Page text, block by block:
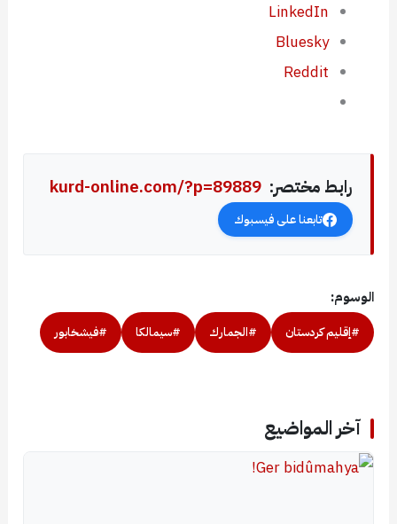
LinkedIn
Bluesky
Reddit
رابط مختصر: kurd-online.com/?p=89889
تابعنا على فيسبوك
الوسوم:
#إقليم كردستان #الجمارك #سيمالكا #فيشخابور
آخر المواضيع